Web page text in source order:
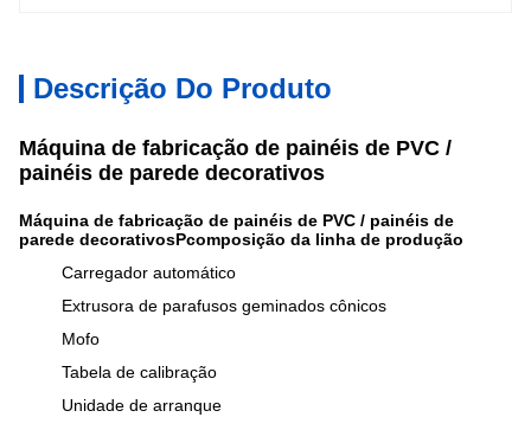
Descrição Do Produto
Máquina de fabricação de painéis de PVC /
painéis de parede decorativos
Máquina de fabricação de painéis de PVC / painéis de
parede decorativosPcomposição da linha de produção
Carregador automático
Extrusora de parafusos geminados cônicos
Mofo
Tabela de calibração
Unidade de arranque